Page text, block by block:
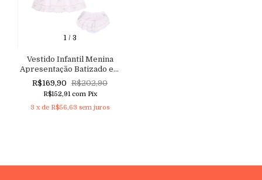
1/ 3
Vestido Infantil Menina
Apresentação Batizado em
tricoline com Manga
Princesa, Bordado floral e
Barrado Nuvem Aconchego
do Bebê
R$169,90 R$202,90
R$152,91 com Pix
3 x de R$56,63 sem juros